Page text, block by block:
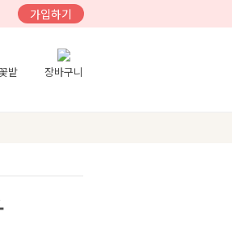
가입하기
밭 장바구니